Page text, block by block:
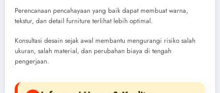
Perencanaan pencahayaan yang baik dapat membuat warna,
tekstur, dan detail furniture terlihat lebih optimal.
Konsultasi desain sejak awal membantu mengurangi risiko salah
ukuran, salah material, dan perubahan biaya di tengah
pengerjaan.